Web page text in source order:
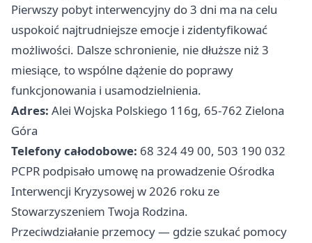
Pierwszy pobyt interwencyjny do 3 dni ma na celu
uspokoić najtrudniejsze emocje i zidentyfikować
możliwości. Dalsze schronienie, nie dłuższe niż 3
miesiące, to wspólne dążenie do poprawy
funkcjonowania i usamodzielnienia.
Adres: Alei Wojska Polskiego 116g, 65-762 Zielona
Góra
Telefony całodobowe: 68 324 49 00, 503 190 032
PCPR podpisało umowę na prowadzenie Ośrodka
Interwencji Kryzysowej w 2026 roku ze
Stowarzyszeniem Twoja Rodzina.
Przeciwdziałanie przemocy — gdzie szukać pomocy